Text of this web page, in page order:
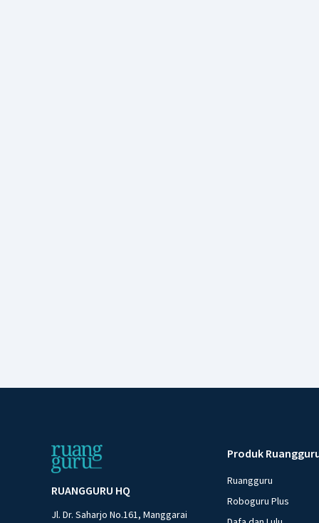
RUANGGURU HQ
Jl. Dr. Saharjo No.161, Manggarai
Produk
Ruangguru
Roboguru Plus